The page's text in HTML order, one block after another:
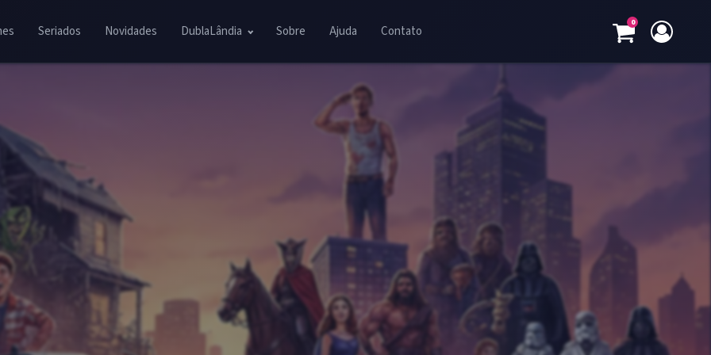
Seriados Novidades DublaLândia Sobre Ajuda Contato
0